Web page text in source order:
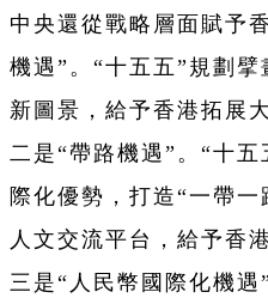
中央還從戰略層面賦予
機遇”。“十五五”規劃
新圖景，給予香港拓展
二是“帶路機遇”。“十
際化優勢，打造“一帶一
人文交流平台，給予香
三是“人民幣國際化機遇